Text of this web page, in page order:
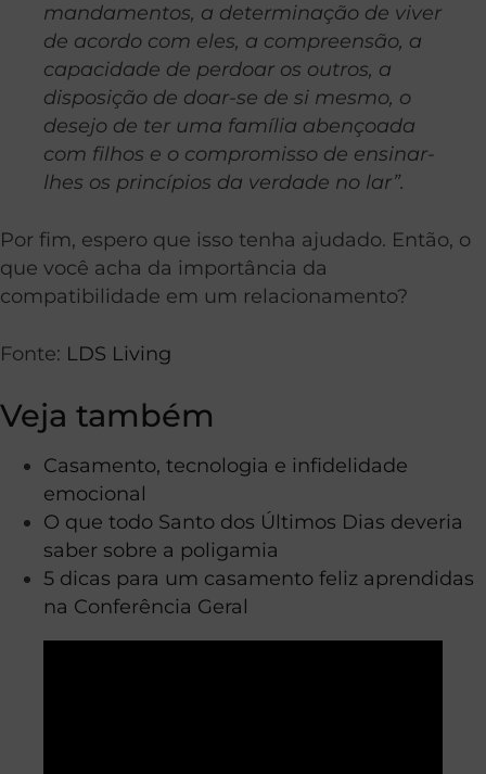
mandamentos, a determinação de viver
de acordo com eles, a compreensão, a
capacidade de perdoar os outros, a
disposição de doar-se de si mesmo, o
desejo de ter uma família abençoada
com filhos e o compromisso de ensinar-
lhes os princípios da verdade no lar”.
Por fim, espero que isso tenha ajudado. Então, o
que você acha da importância da
compatibilidade em um relacionamento?
Fonte: LDS Living
Veja também
Casamento, tecnologia e infidelidade
emocional
O que todo Santo dos Últimos Dias deveria
saber sobre a poligamia
5 dicas para um casamento feliz aprendidas
na Conferência Geral